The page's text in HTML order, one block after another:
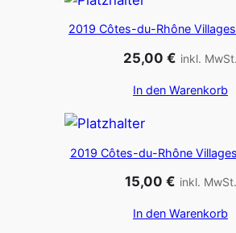
2019 Côtes-du-Rhône
25,00 € inkl. MwSt.
In den Warenkorb
2019 Côtes-du-Rhône
15,00 € inkl. MwSt.
In den Warenkorb